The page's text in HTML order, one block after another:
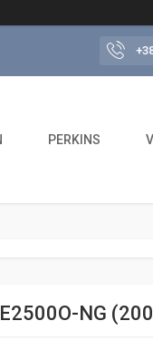
PERKINS
NG